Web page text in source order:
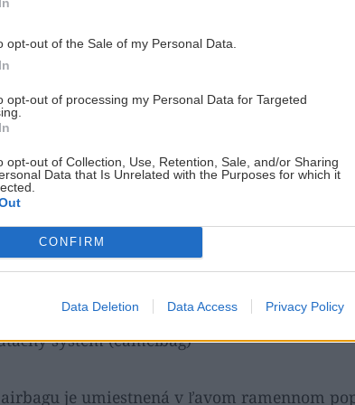
opt-out of the Sale of my Personal Data.
opt-out of processing my Personal Data for Targeted
opt-out of Collection, Use, Retention, Sale, and/or Sharing
Data that Is Unrelated with the Purposes for which it
CONFIRM
Data Deletion Data Access Privacy Policy
upevnenie doplnkov
ktoré z môjho pohľadu patria do kategórie
na okuliare
na drobnosti na bedrovom páse
na bedrovom páse na cepín, karabíny
vysielačku
systém (camelbag)
je umiestnená v ľavom ramennom